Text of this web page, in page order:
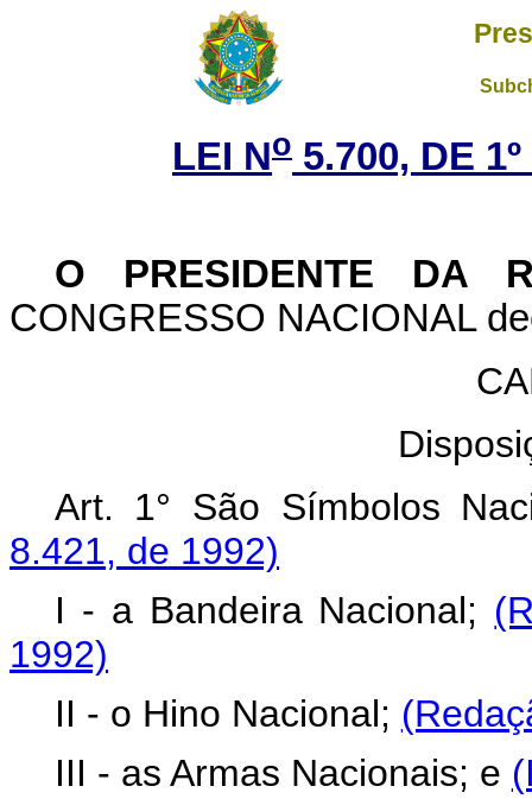
LEI No 5.700, DE
O PRESIDENTE DA
CONGRESSO NACIONAL
Art. 1° São Símbolos
8.421, de 1992)
I - a Bandeira Nacional;
1992)
II - o Hino Nacional;
III - as Armas Nacionais; e